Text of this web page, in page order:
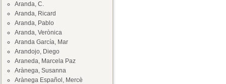
Aranda, C.
Aranda, Ricard
Aranda, Pablo
Aranda, Verònica
Aranda García, Mar
Arandojo, Diego
Araneda, Marcela Paz
Arànega, Susanna
Arànega Español, Mercè